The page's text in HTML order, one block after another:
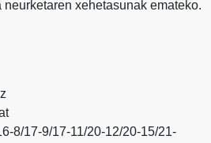
xehetasunak emateko.
8/17-9/17-11/20-12/20-15/21-